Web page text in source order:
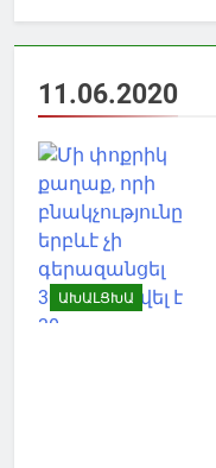
11.06.2020
ԱԽԱԼՑԽԱ